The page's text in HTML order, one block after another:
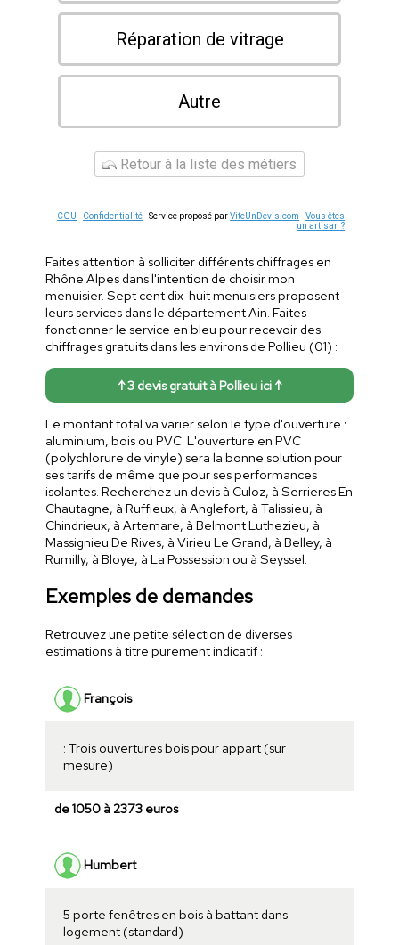
Réparation de vitrage
Autre
Retour à la liste des métiers
CGU - Confidentialité- Service proposé parViteUnDevis.com -Vous êtes
un artisan ?
Faites attention à solliciter différents chiffrages en
Rhône Alpes dans l'intention de choisir mon
menuisier. Sept cent dix-huit menuisiers proposent
leurs services dans le département Ain. Faites
fonctionner le service en bleu pour recevoir des
chiffrages gratuits dans les environs de Pollieu (01) :
↑ 3 devis gratuit à Pollieu ici ↑
Le montant total va varier selon le type d'ouverture :
aluminium, bois ou PVC. L'ouverture en PVC
(polychlorure de vinyle) sera la bonne solution pour
ses tarifs de même que pour ses performances
isolantes. Recherchez un devis à Culoz, à Serrieres En
Chautagne, à Ruffieux, à Anglefort, à Talissieu, à
Chindrieux, à Artemare, à Belmont Luthezieu, à
Massignieu De Rives, à Virieu Le Grand, à Belley, à
Rumilly, à Bloye, à La Possession ou à Seyssel.
Exemples de demandes
Retrouvez une petite sélection de diverses
estimations à titre purement indicatif :
François
: Trois ouvertures bois pour appart (sur
mesure)
de 1050 à 2373 euros
Humbert
5 porte fenêtres en bois à battant dans
logement (standard)